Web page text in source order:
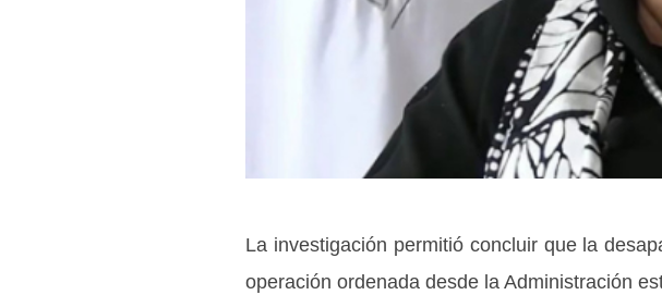
La investigación permitió concluir que la
operación ordenada desde la Administración